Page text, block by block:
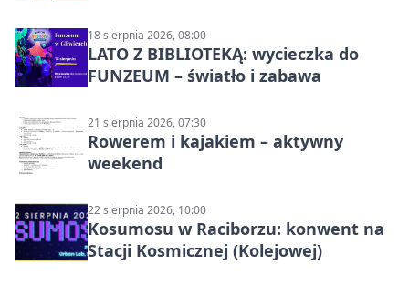
18 sierpnia 2026, 08:00
LATO Z BIBLIOTEKĄ: wycieczka do
FUNZEUM – światło i zabawa
21 sierpnia 2026, 07:30
Rowerem i kajakiem – aktywny
weekend
22 sierpnia 2026, 10:00
Kosumosu w Raciborzu: konwent na
Stacji Kosmicznej (Kolejowej)